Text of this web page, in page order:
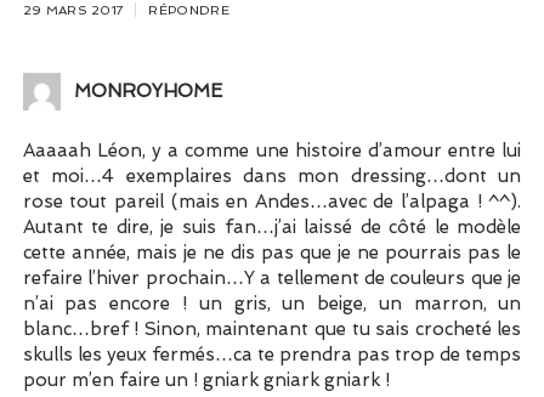
29 MARS 2017 RÉPONDRE
MONROYHOME
Aaaaah Léon, y a comme une histoire d’amour entre lui
et moi…4 exemplaires dans mon dressing…dont un
rose tout pareil (mais en Andes…avec de l’alpaga ! ^^).
Autant te dire, je suis fan…j’ai laissé de côté le modèle
cette année, mais je ne dis pas que je ne pourrais pas le
refaire l’hiver prochain…Y a tellement de couleurs que je
n’ai pas encore ! un gris, un beige, un marron, un
blanc…bref ! Sinon, maintenant que tu sais crocheté les
skulls les yeux fermés…ca te prendra pas trop de temps
pour m’en faire un ! gniark gniark gniark !